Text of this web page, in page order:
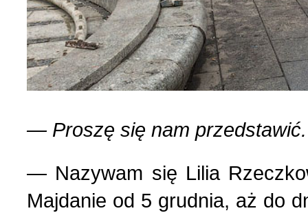
— Proszę się nam przedstawić.
— Nazywam się Lilia
Majdanie od 5 grudnia, aż do